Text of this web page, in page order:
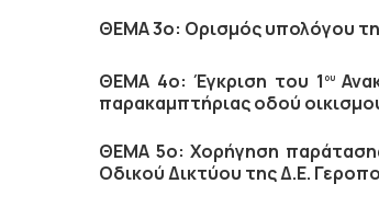
ΘΕΜΑ 3ο: Ορισμός υπολόγου
ΘΕΜΑ 4ο: Έγκριση του 1 ου
παρακαμπτήριας οδού
ΘΕΜΑ 5ο: Χορήγηση
Οδικού Δικτύου της Δ.Ε.